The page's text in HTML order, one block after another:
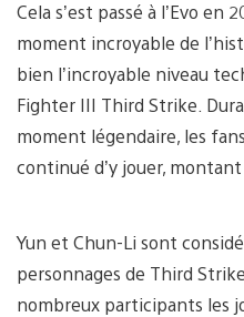
Cela s’est passé à l’Evo en
moment incroyable de
bien l’incroyable niveau
Fighter III Third Strike.
moment légendaire, les
continué d’y jouer,
Yun et Chun-Li sont
personnages de Third
nombreux participants les